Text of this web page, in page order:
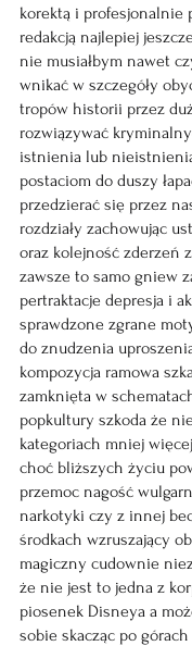
korektą i profesjonalnie
redakcją najlepiej
nie musiałbym nawet
wnikać w szczegóły
tropów historii przez
rozwiązywać
istnienia lub
postaciom do duszy
przedzierać się przez
rozdziały zachowując
oraz kolejność zderzeń
zawsze to samo gniew
pertraktacje depresja i
sprawdzone zgrane
do znudzenia
kompozycja ramowa
zamknięta w
popkultury szkoda że
kategoriach mniej
choć bliższych życiu
przemoc nagość
narkotyki czy z innej
środkach wzruszający
magiczny cudownie
że nie jest to jedna z
piosenek Disneya a
sobie skacząc po